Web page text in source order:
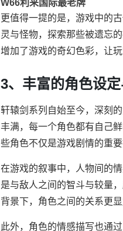
W66利来国际最老牌
更值得一提的是，游戏中的
灵与怪物，探索那些被遗忘
增加了游戏的奇幻色彩，让
3、丰富的角色设
轩辕剑系列自始至今，深刻
丰满，每一个角色都有自己
些角色不仅是游戏剧情的重
在游戏的叙事中，人物间的
是与敌人之间的智斗与较量
背景下，角色之间的关系更
此外，角色的情感描写也通